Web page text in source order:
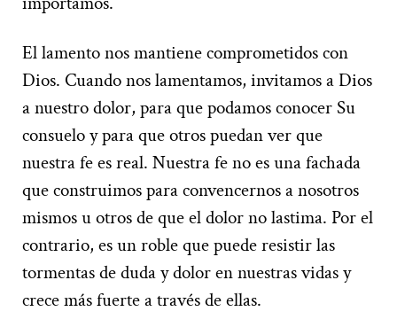
El lamento nos mantiene comprometidos con
Dios. Cuando nos lamentamos, invitamos a Dios
a nuestro dolor, para que podamos conocer Su
consuelo y para que otros puedan ver que
nuestra fe es real. Nuestra fe no es una fachada
que construimos para convencernos a nosotros
mismos u otros de que el dolor no lastima. Por el
contrario, es un roble que puede resistir las
tormentas de duda y dolor en nuestras vidas y
crece más fuerte a través de ellas.